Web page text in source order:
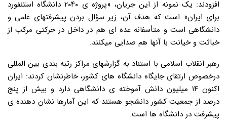
افزودند: یک نمونه از این جریان، «پروژه ی ۲۰۴۰ دانشگاه استنفورد
برای ایران» است که هدف آن، زیر سؤال بردن پیشرفتهای علمی و
دانشگاهی است و متأسفانه عده ای هم در داخل در حرکتی مرکب از
خباثت و خیانت با آنها هم صدایی میکنند.
رهبر انقلاب اسلامی با استناد به گزارشهای مراکز رتبه بندی بین المللی
درخصوص ارتقای جایگاه دانشگاه های کشور، خاطرنشان کردند: ایران
اکنون ۱۴ میلیون دانش آموخته ی دانشگاهی دارد و بیش از پنج
درصد از جمعیت کشور دانشجو هستند که این آمارها نشان دهنده ی
پیشرفت در دانشگاه ها است.